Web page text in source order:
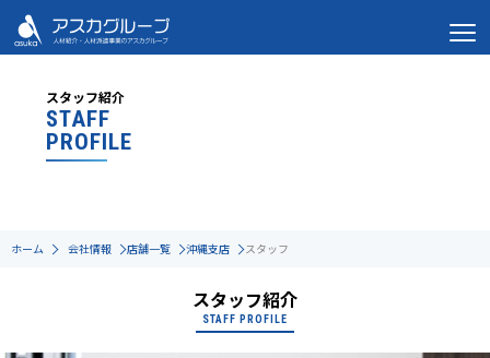
スタッフ紹介
STAFF
PROFILE
ホーム 会社情報 店舗一覧 沖縄支店 スタッフ
スタッフ紹介
STAFF PROFILE